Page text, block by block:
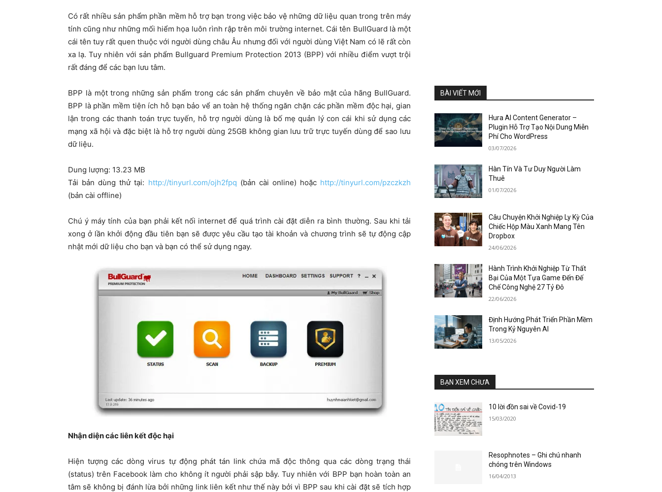
Có rất nhiều sản phẩm phần mềm hỗ trợ bạn trong việc bảo vệ những dữ liệu quan trong trên máy
tính cũng như những mối hiểm họa luôn rình rập trên môi trường internet. Cái tên BullGuard là một
cái tên tuy rất quen thuộc với người dùng châu Âu nhưng đối với người dùng Việt Nam có lẽ rất còn
xa lạ. Tuy nhiên với sản phẩm Bullguard Premium Protection 2013 (BPP) với nhiều điểm vượt trội
rất đáng để các bạn lưu tâm.
BPP là một trong những sản phẩm trong các sản phẩm chuyên về bảo mật của hãng BullGuard.
BPP là phần mềm tiện ích hỗ bạn bảo vể an toàn hệ thống ngăn chặn các phần mềm độc hại, gian
lận trong các thanh toán trực tuyến, hỗ trợ người dùng là bố mẹ quản lý con cái khi sử dụng các
mạng xã hội và đặc biệt là hỗ trợ người dùng 25GB không gian lưu trữ trực tuyến dùng để sao lưu
dữ liệu.
Dung lượng: 13.23 MB
Tải bản dùng thử tại: http://tinyurl.com/ojh2fpq (bản cài online) hoặc http://tinyurl.com/pzczkzh
(bản cài offline)
Chú ý máy tính của bạn phải kết nối internet để quá trình cài đặt diễn ra bình thường. Sau khi tải
xong ở lần khởi động đầu tiên bạn sẽ được yêu cầu tạo tài khoản và chương trình sẽ tự động cập
nhật mới dữ liệu cho bạn và bạn có thể sử dụng ngay.
Nhận diện các liên kết độc hại
Hiện tượng các dòng virus tự động phát tán link chứa mã độc thông qua các dòng trạng thái
(status) trên Facebook làm cho không ít người phải sập bẫy. Tuy nhiên với BPP bạn hoàn toàn an
tâm sẽ không bị đánh lừa bởi những link liên kết như thế này bởi vì BPP sau khi cài đặt sẽ tích hợp
BÀI VIẾT MỚI
Hura AI Content Generator –
Plugin Hỗ Trợ Tạo Nội Dung Miễn
Phí Cho WordPress
03/07/2026
Hàn Tín Và Tư Duy Người Làm
Thuê
01/07/2026
Câu Chuyện Khởi Nghiệp Ly Kỳ Của
Chiếc Hộp Màu Xanh Mang Tên
Dropbox
24/06/2026
Hành Trình Khởi Nghiệp Từ Thất
Bại Của Một Tựa Game Đến Đế
Chế Công Nghệ 27 Tỷ Đô
22/06/2026
Định Hướng Phát Triển Phần Mềm
Trong Kỷ Nguyên AI
13/05/2026
BẠN XEM CHƯA
10 lời đồn sai về Covid-19
15/03/2020
Resophnotes – Ghi chú nhanh
chóng trên Windows
16/04/2013